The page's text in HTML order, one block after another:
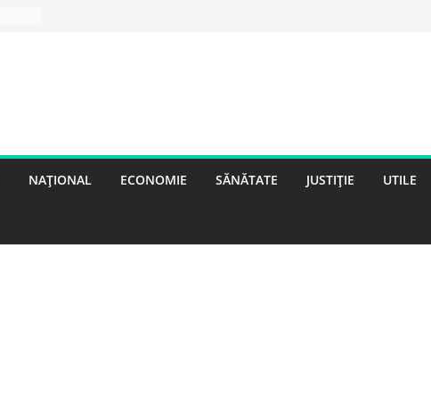
NAȚIONAL ECONOMIE SĂNĂTATE JUSTIȚIE UTILE